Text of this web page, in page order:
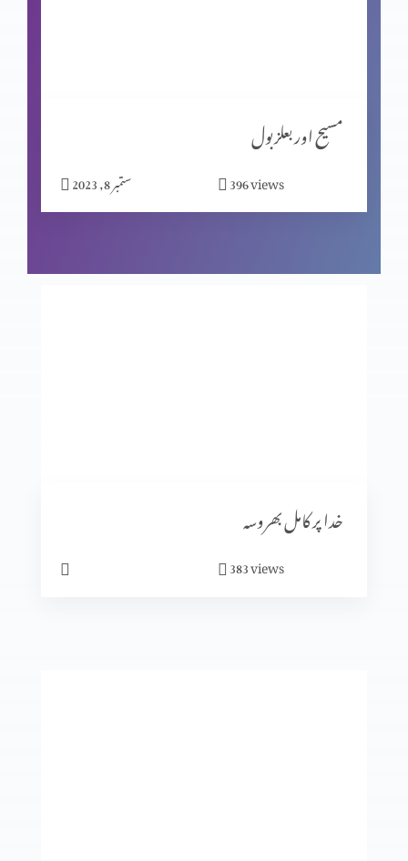
مبارکبادیاں اور افسوس
شاگردوں کا چیناؤ
یسوع کی الوہیت کا ظاہر ہونا (حصہ 2)
مسیح اور بعلزبول
ستمبر 8, 2023 396views
خدا پر کامل بھروسہ
383views